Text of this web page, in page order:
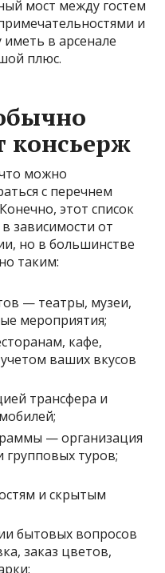
мост между гостем
и
в арсенале
плюс.
консьерж
можно
с перечнем
этот список
зависимости от
но в большинстве
таким:
— театры, музеи,
мероприятия;
кафе,
ваших вкусов
трансфера и
— организация
туров;
и скрытым
бытовых вопросов
заказ цветов,